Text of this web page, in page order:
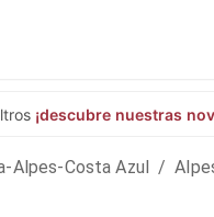
¡descubre nuestras
Alpes-Costa Azul /